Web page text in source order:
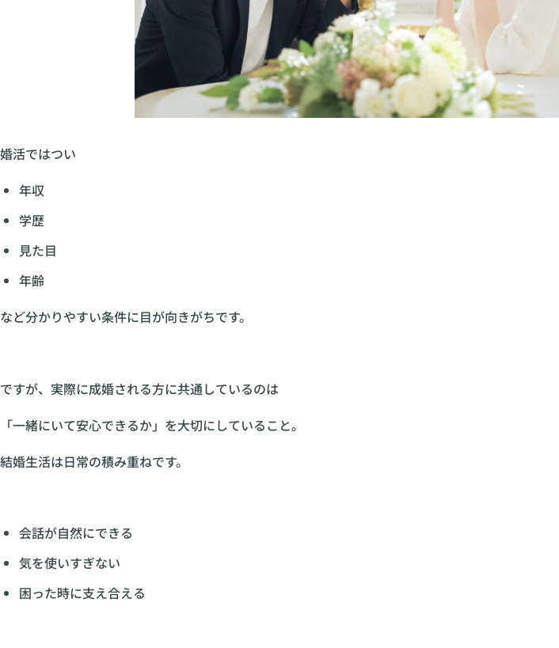
婚活ではつい
年収
学歴
見た目
年齢
など分かりやすい条件に目が向きがちです。
ですが、実際に成婚される方に共通しているのは
「一緒にいて安心できるか」を大切にしていること。
結婚生活は日常の積み重ねです。
会話が自然にできる
気を使いすぎない
困った時に支え合える